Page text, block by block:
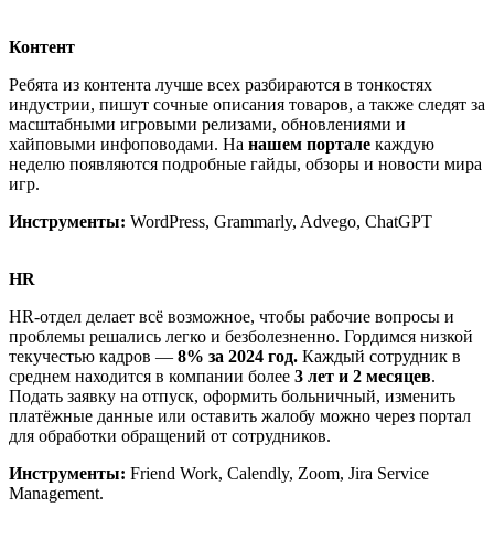
Контент
Ребята из контента лучше всех разбираются в тонкостях
индустрии, пишут сочные описания товаров, а также следят за
масштабными игровыми релизами, обновлениями и
хайповыми инфоповодами. На нашем портале каждую
неделю появляются подробные гайды, обзоры и новости мира
игр.
Инструменты: WordPress, Grammarly, Advego, ChatGPT
HR
HR-отдел делает всё возможное, чтобы рабочие вопросы и
проблемы решались легко и безболезненно. Гордимся низкой
текучестью кадров — 8% за 2024 год. Каждый сотрудник в
среднем находится в компании более 3 лет и 2 месяцев.
Подать заявку на отпуск, оформить больничный, изменить
платёжные данные или оставить жалобу можно через портал
для обработки обращений от сотрудников.
Инструменты: Friend Work, Calendly, Zoom, Jira Service
Management.